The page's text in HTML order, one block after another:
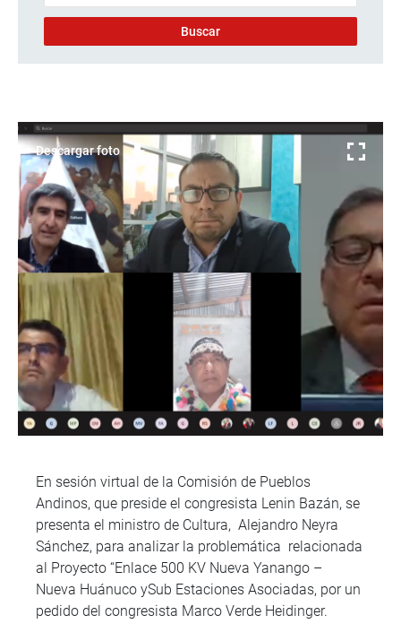
Descargar foto
En sesión virtual de la Comisión de Pueblos
Andinos, que preside el congresista Lenin Bazán, se
presenta el ministro de Cultura, Alejandro Neyra
Sánchez, para analizar la problemática relacionada
al Proyecto “Enlace 500 KV Nueva Yanango –
Nueva Huánuco ySub Estaciones Asociadas, por un
pedido del congresista Marco Verde Heidinger.